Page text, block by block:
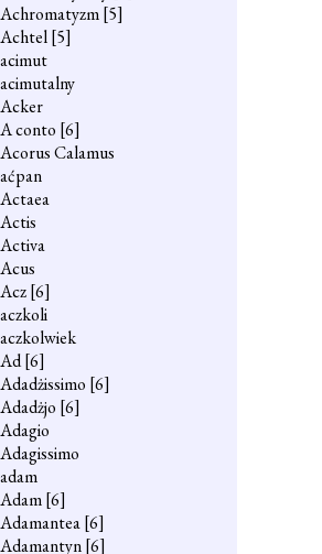
Achromatyzm[5]
Achtel[5]
acimut
acimutalny
Acker
A conto [6]
Acorus Calamus
aćpan
Actaea
Actis
Activa
Acus
Acz[6]
aczkoli
aczkolwiek
Ad[6]
Adadżissimo [6]
Adadżjo [6]
Adagio
Adagissimo
adam
Adam[6]
Adamantea[6]
Adamantyn[6]